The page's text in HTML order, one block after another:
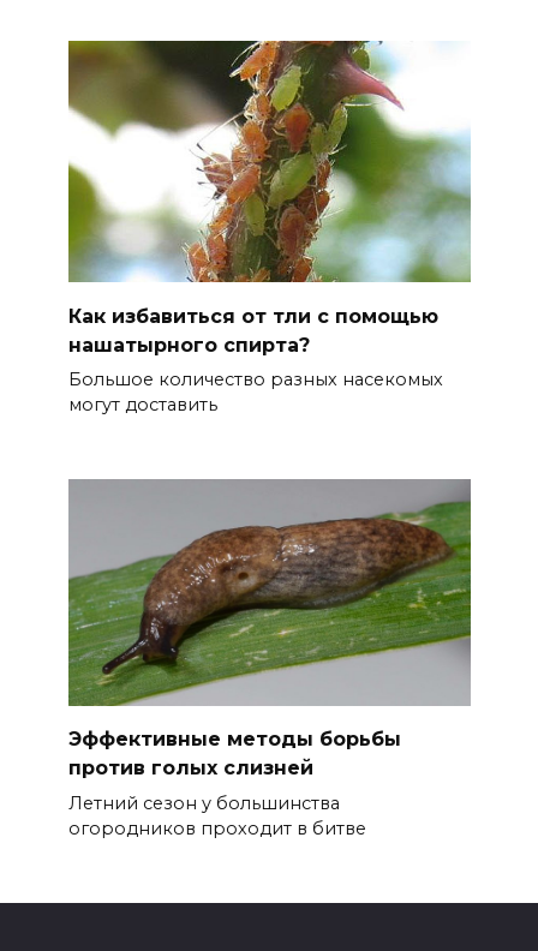
Как избавиться от тли с помощью
нашатырного спирта?
Большое количество разных насекомых
могут доставить
Эффективные методы борьбы
против голых слизней
Летний сезон у большинства
огородников проходит в битве